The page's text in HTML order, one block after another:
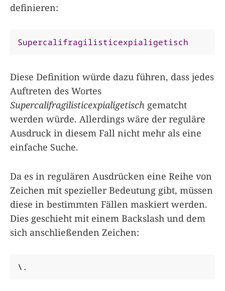
definieren:
Supercalifragilisticexpialigetisch
Diese Definition würde dazu führen, dass jedes
Auftreten des Wortes
Supercalifragilisticexpialigetisch gematcht
werden würde. Allerdings wäre der reguläre
Ausdruck in diesem Fall nicht mehr als eine
einfache Suche.
Da es in regulären Ausdrücken eine Reihe von
Zeichen mit spezieller Bedeutung gibt, müssen
diese in bestimmten Fällen maskiert werden.
Dies geschieht mit einem Backslash und dem
sich anschließenden Zeichen:
\.